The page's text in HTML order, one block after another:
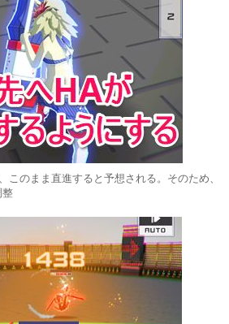
このまま直進すると予想される。そのため、
整